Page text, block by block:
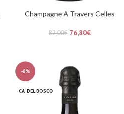
Champagne A Travers Celles
82,00€ 76,80€
-8%
CA' DEL BOSCO